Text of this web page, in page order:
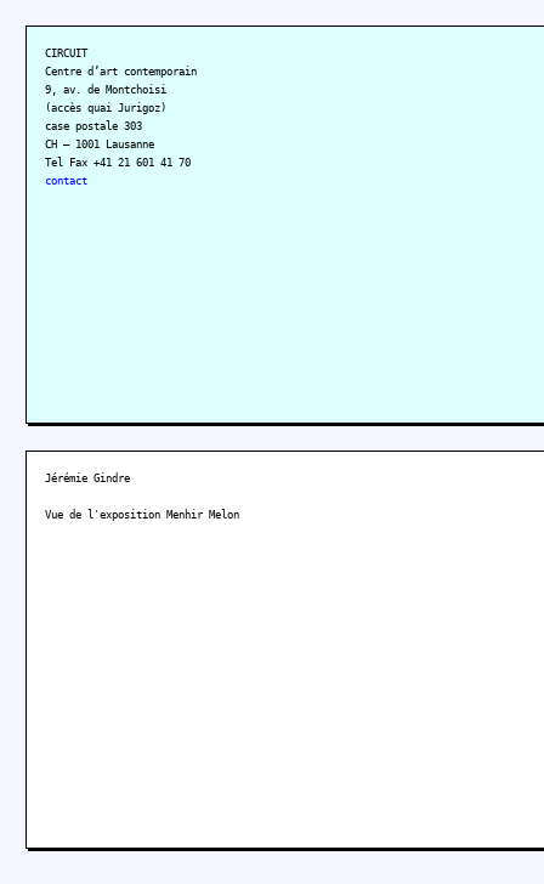
CIRCUIT
Centre d’art contemporain
9, av. de Montchoisi
(accès quai Jurigoz)
case postale 303
CH – 1001 Lausanne
Tel Fax +41 21 601 41 70
contact
Jérémie Gindre
Vue de l'exposition Menhir Melon